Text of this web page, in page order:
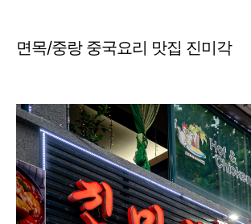
면목/중랑 중국요리 맛집 진미각